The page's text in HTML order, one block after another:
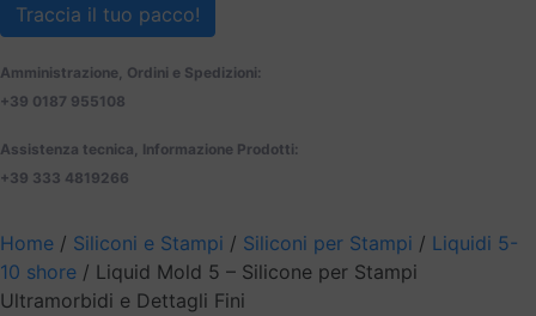
Traccia il tuo pacco!
Amministrazione, Ordini e Spedizioni:
+39 0187 955108
Assistenza tecnica, Informazione Prodotti:
+39 333 4819266
Home / Siliconi e Stampi / Siliconi per Stampi / Liquidi 5-
10 shore / Liquid Mold 5 – Silicone per Stampi
Ultramorbidi e Dettagli Fini